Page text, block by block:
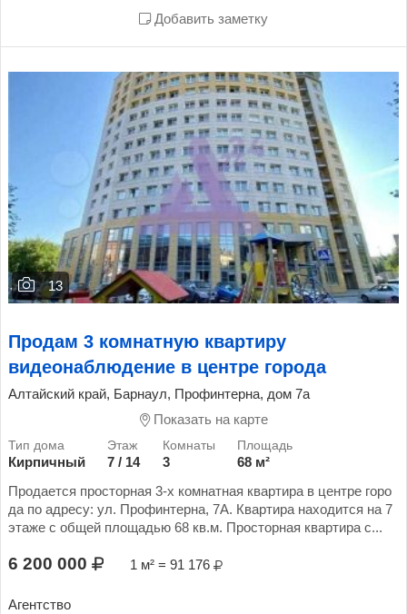
Добавить заметку
13
Продам 3 комнатную квартиру
видеонаблюдение в центре города
Алтайский край, Барнаул, Профинтерна, дом 7а
Показать на карте
Кирпичный 7 / 14 3
68 м²
Продается просторная 3-х комнатная квартира в центре горо
да по адресу: ул. Профинтерна, 7А. Квартира находится на 7
этаже с общей площадью 68 кв.м. Просторная квартира с...
6 200 000 1 м² = 91 176
Агентство